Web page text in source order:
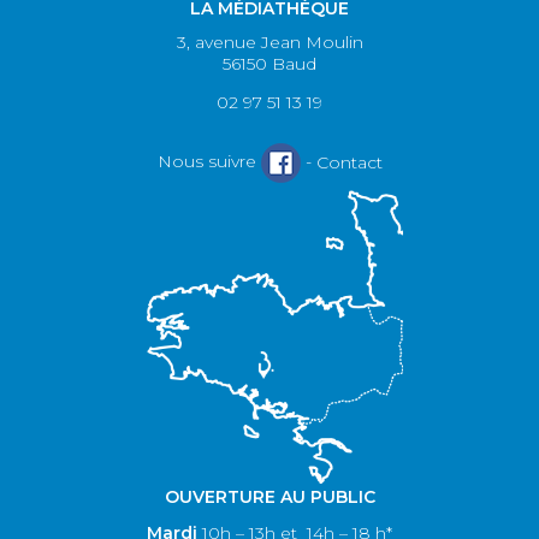
LA MÉDIATHÈQUE
3, avenue Jean Moulin
56150 Baud
02 97 51 13 19
Nous suivre - Contact
OUVERTURE AU PUBLIC
Mardi10h – 13h et 14h – 18 h*